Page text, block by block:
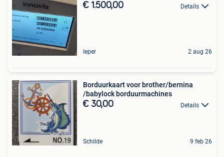
€ 1.500,00 Details
Ieper 2 aug 26
Borduurkaart voor brother/bernina
/babylock borduurmachines
€ 30,00 Details
Schilde 9 feb 26